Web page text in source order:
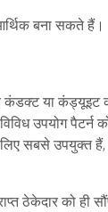
बना सकते हैं।
या कंड्यूइट
उपयोग
सबसे उपयुक्त
ठेकेदार को